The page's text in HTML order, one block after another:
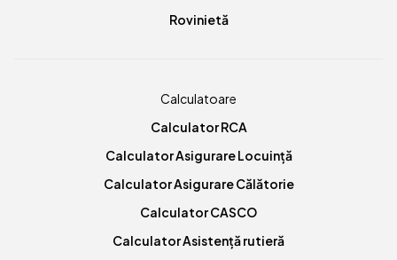
Rovinietă
Calculatoare
Calculator RCA
Calculator Asigurare Locuință
Calculator Asigurare Călătorie
Calculator CASCO
Calculator Asistență rutieră